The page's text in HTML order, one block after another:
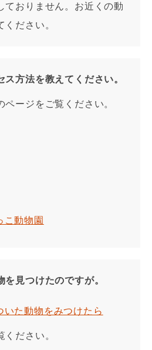
ておりません。お近くの動
ださい。
方法を教えてください。
ージをご覧ください。
こ動物園
見つけたのですが。
いた動物をみつけたら
ください。